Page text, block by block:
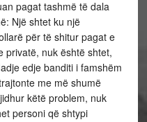
pagat tashmë të dala
Një shtet ku një
për të shitur pagat e
privatë, nuk është shtet,
edje banditi i famshëm
me më shumë
këtë problem, nuk
personi që shtypi